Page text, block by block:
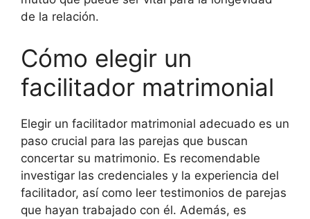
de la relación.
Cómo elegir un
facilitador matrimonial
Elegir un facilitador matrimonial adecuado es un
paso crucial para las parejas que buscan
concertar su matrimonio. Es recomendable
investigar las credenciales y la experiencia del
facilitador, así como leer testimonios de parejas
que hayan trabajado con él. Además, es